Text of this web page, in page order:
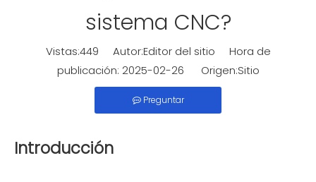
sistema CNC?
Vistas:449 Autor:Editor del sitio Hora de
publicación: 2025-02-26 Origen:Sitio
Preguntar
Introducción